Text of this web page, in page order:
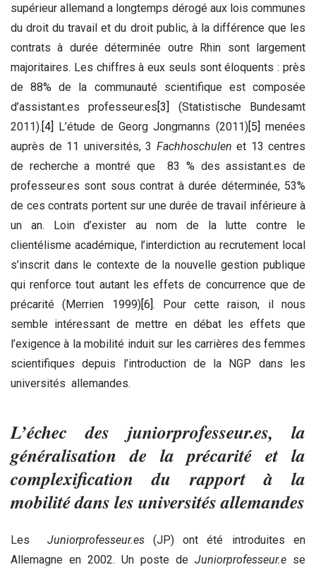
supérieur allemand a longtemps dérogé aux lois communes
du droit du travail et du droit public, à la différence que les
contrats à durée déterminée outre Rhin sont largement
majoritaires. Les chiffres à eux seuls sont éloquents : près
de 88% de la communauté scientifique est composée
d’assistant.es professeur.es[3]
(Statistische Bundesamt
2011).[4] L’étude de Georg Jongmanns (2011)[5] menées
auprès de 11 universités, 3 Fachhoschulen et 13 centres
de recherche a montré que 83 % des assistant.es de
professeur.es sont sous contrat à durée déterminée, 53%
de ces contrats portent sur une durée de travail inférieure à
un an. Loin d’exister au nom de la lutte contre le
clientélisme académique, l’interdiction au recrutement local
s’inscrit dans le contexte de la nouvelle gestion publique
qui renforce tout autant les effets de concurrence que de
précarité (Merrien 1999)[6]. Pour cette raison, il nous
semble intéressant de mettre en débat les effets que
l’exigence à la mobilité induit sur les carrières des femmes
scientifiques depuis l’introduction de la NGP dans les
universités allemandes.
L’échec des juniorprofesseur.es, la
généralisation de la précarité et la
complexification du rapport à la
mobilité dans les universités allemandes
Les Juniorprofesseur.es(JP) ont été introduites en
Allemagne en 2002. Un poste de Juniorprofesseur.e se